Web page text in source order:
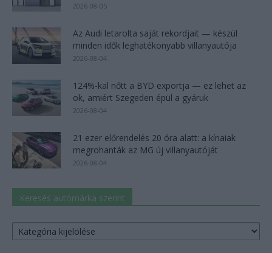
2026-08-05
Az Audi letarolta saját rekordjait — készül
minden idők leghatékonyabb villanyautója
2026-08-04
124%-kal nőtt a BYD exportja — ez lehet az
ok, amiért Szegeden épül a gyáruk
2026-08-04
21 ezer előrendelés 20 óra alatt: a kínaiak
megrohanták az MG új villanyautóját
2026-08-04
Keresés autómárka szerint
Keresés
autómárka